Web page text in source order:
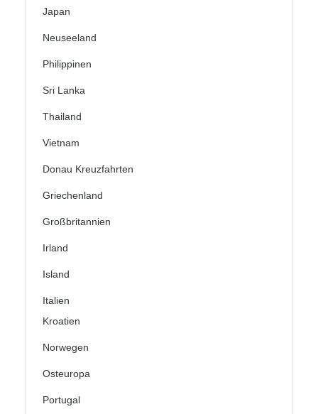
Japan
Neuseeland
Philippinen
Sri Lanka
Thailand
Vietnam
Donau Kreuzfahrten
Griechenland
Großbritannien
Irland
Island
Italien
Kroatien
Norwegen
Osteuropa
Portugal